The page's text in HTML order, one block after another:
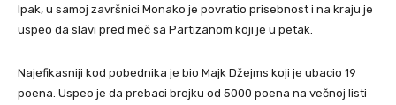
Ipak, u samoj završnici Monako je povratio prisebnost i na kraju je
uspeo da slavi pred meč sa Partizanom koji je u petak.
Najefikasniji kod pobednika je bio Majk Džejms koji je ubacio 19
poena. Uspeo je da prebaci brojku od 5000 poena na večnoj listi